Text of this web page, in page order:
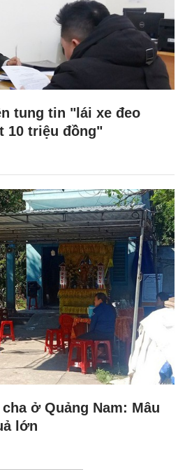
tung tin "lái xe đeo
10 triệu đồng"
ở Quảng Nam: Mâu
lớn